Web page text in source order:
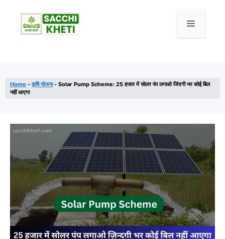
content
Menu
Home - कृषि योजना- Solar Pump Scheme: 25 हजार में सोलर पंप लगाओ जिंदगी भर कोई बिल
नहीं आएगा